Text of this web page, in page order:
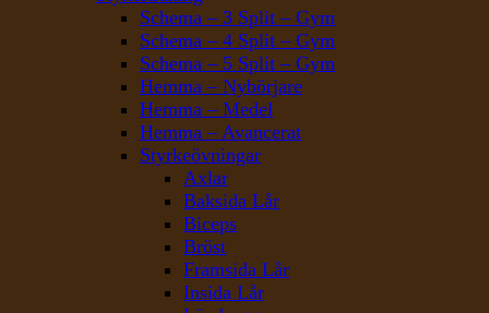
Schema – 3 Split – Gym
Schema – 4 Split – Gym
Schema – 5 Split – Gym
Hemma – Nybörjare
Hemma – Medel
Hemma – Avancerat
Styrkeövningar
Axlar
Baksida Lår
Biceps
Bröst
Framsida Lår
Insida Lår